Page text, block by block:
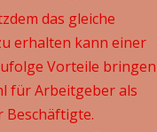
das gleiche
erhalten kann einer
Vorteile bringen
für Arbeitgeber als
Beschäftigte.